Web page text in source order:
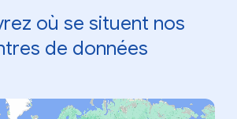
où se situent nos
de données